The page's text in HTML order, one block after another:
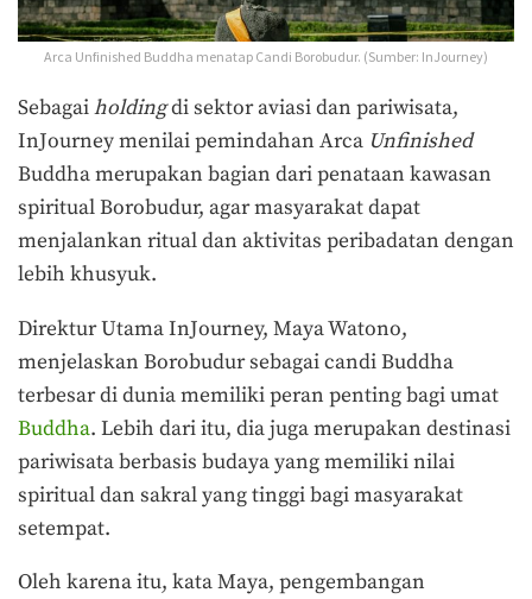
Arca Unfinished Buddha menatap Candi Borobudur. (Sumber: InJourney)
Sebagaiholdingdi sektor aviasi dan pariwisata,
InJourney menilai pemindahan Arca Unfinished
Buddhamerupakan bagian dari penataan kawasan
spiritual Borobudur, agar masyarakat dapat
menjalankan ritual dan aktivitas peribadatan dengan
lebih khusyuk.
Direktur Utama InJourney, Maya Watono,
menjelaskan Borobudur sebagai candi Buddha
terbesar di dunia memiliki peran penting bagi umat
Buddha. Lebih dari itu, dia juga merupakan destinasi
pariwisata berbasis budaya yang memiliki nilai
spiritual dan sakral yang tinggi bagi masyarakat
setempat.
Oleh karena itu, kata Maya, pengembangan